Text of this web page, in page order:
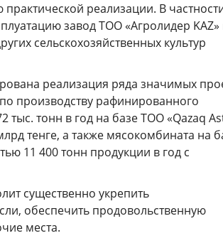
реализации. В
завод ТОО «Агролидер KAZ»
сельскохозяйственных культур
реализация ряда значимых
производству рафинированного
тонн в год на базе ТОО «Qazaq
тенге, а также мясокомбината на
11 400 тонн продукции в год с
существенно укрепить
обеспечить продовольственную
места.